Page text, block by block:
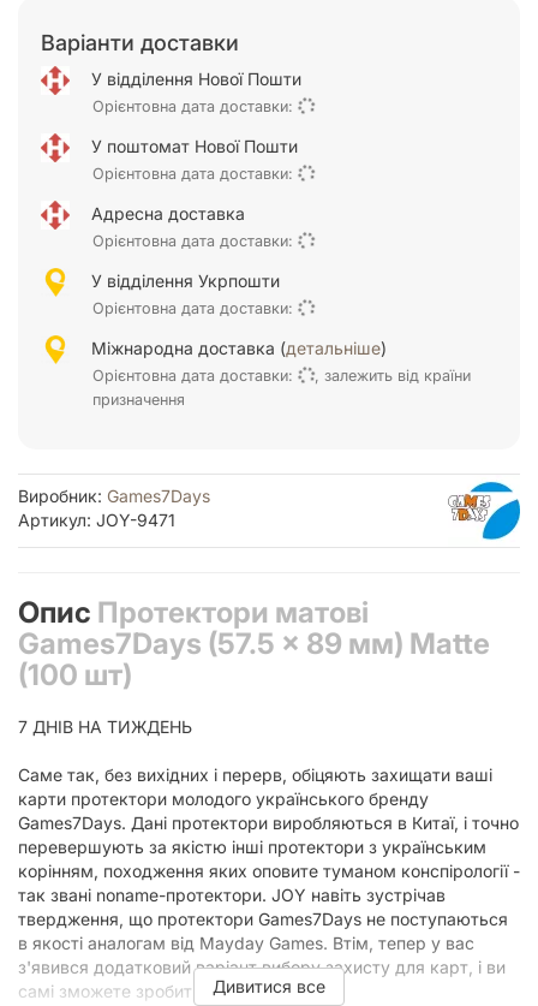
Варіанти доставки
У відділення Нової Пошти
Орієнтовна дата доставки:
У поштомат Нової Пошти
Орієнтовна дата доставки:
Адресна доставка
Орієнтовна дата доставки:
У відділення Укрпошти
Орієнтовна дата доставки:
Міжнародна доставка (детальніше)
Орієнтовна дата доставки:
, залежить від країни
призначення
Виробник: Games7Days
Артикул: JOY-9471
Опис Протектори матові
Games7Days (57.5 x 89 мм) Matte
(100 шт)
7 ДНІВ НА ТИЖДЕНЬ
Саме так, без вихідних і перерв, обіцяють захищати ваші
карти протектори молодого українського бренду
Games7Days. Дані протектори виробляються в Китаї, і точно
перевершують за якістю інші протектори з українським
корінням, походження яких оповите туманом конспірології -
так звані noname-протектори. JOY навіть зустрічав
твердження, що протектори Games7Days не поступаються
в якості аналогам від Mayday Games. Втім, тепер у вас
з'явився додатковий варіант вибору захисту для карт, і ви
самі зможете зробити висновки.
Дивитися все